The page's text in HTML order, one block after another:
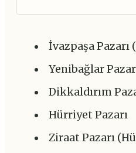
İvazpaşa Pazarı
Yenibağlar
Dikkaldırım
Hürriyet Pazarı
Ziraat Pazarı